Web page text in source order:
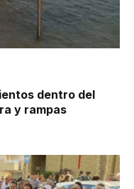
dentro del
y rampas